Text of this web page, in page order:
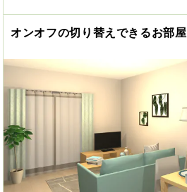
オンオフの切り替えできるお部屋